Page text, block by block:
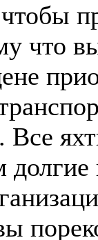
что
Все